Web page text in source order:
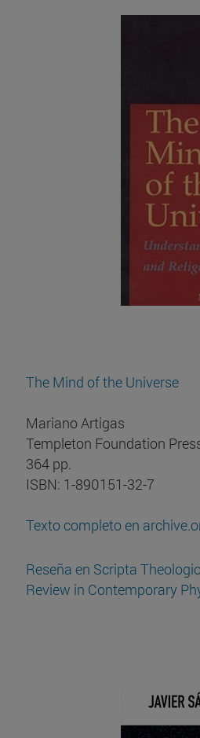
The Mind of the Universe
Mariano Artigas
Templeton Foundation
364 pp.
ISBN: 1-890151-32-7
Texto completo en
Reseña en Scripta
Review in Contemporary